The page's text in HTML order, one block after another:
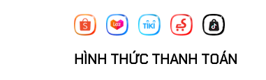
HÌNH THỨC THANH TOÁN